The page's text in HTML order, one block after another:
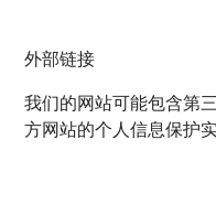
外部链接
我们的网站可能包含第
方网站的个人信息保护